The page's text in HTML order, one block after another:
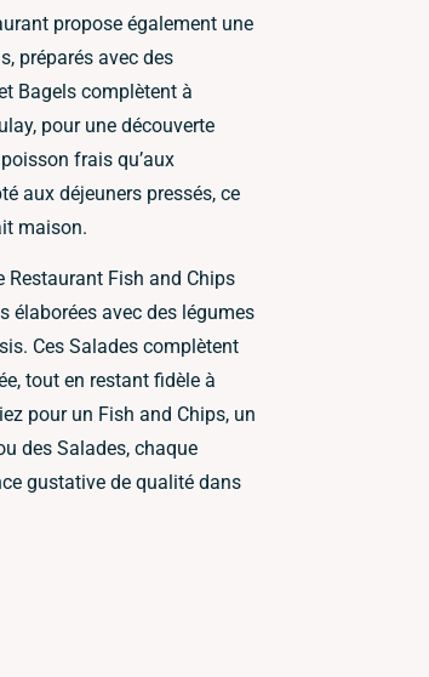
propose également une
préparés avec des
Bagels complètent à
pour une découverte
frais qu’aux
aux déjeuners pressés, ce
maison.
Restaurant Fish and Chips
élaborées avec des légumes
Ces Salades complètent
tout en restant fidèle à
pour un Fish and Chips, un
des Salades, chaque
gustative de qualité dans